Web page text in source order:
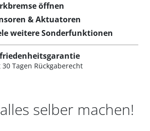
öffnen
& Aktuatoren
weitere Sonderfunktionen
30 Tagen Rückgaberecht
selber machen!